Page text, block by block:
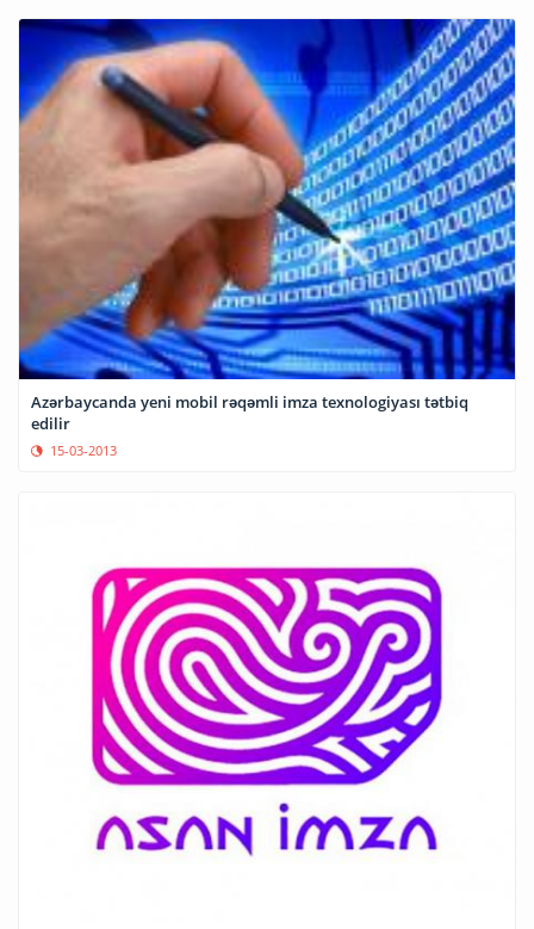
Azərbaycanda yeni mobil rəqəmli imza texnologiyası tətbiq
edilir
15-03-2013